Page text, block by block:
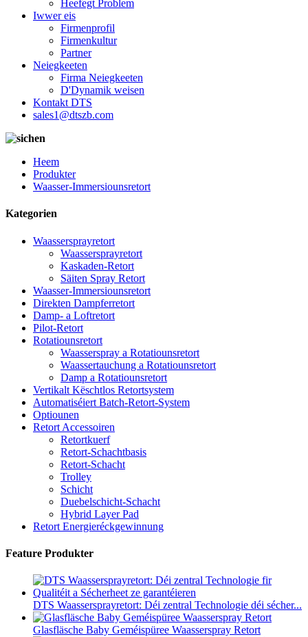
Heefegt Problem
Iwwer eis
Firmenprofil
Firmenkultur
Partner
Neiegkeeten
Firma Neiegkeeten
D'Dynamik weisen
Kontakt DTS
sales1@dtszb.com
Heem
Produkter
Waasser-Immersiounsretort
Kategorien
Waassersprayretort
Waassersprayretort
Kaskaden-Retort
Säiten Spray Retort
Waasser-Immersiounsretort
Direkten Dampferretort
Damp- a Loftretort
Pilot-Retort
Rotatiounsretort
Waasserspray a Rotatiounsretort
Waassertauchung a Rotatiounsretort
Damp a Rotatiounsretort
Vertikalt Këschtlos Retortsystem
Automatiséiert Batch-Retort-System
Optiounen
Retort Accessoiren
Retortkuerf
Retort-Schachtbasis
Retort-Schacht
Trolley
Schicht
Duebelschicht-Schacht
Hybrid Layer Pad
Retort Energieréckgewinnung
Feature Produkter
DTS Waassersprayretort: ​​Déi zentral Technologie déi sécher...
Glasfläsche Baby Geméispüree Waasserspray Retort